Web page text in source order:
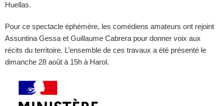
Huellas.
Pour ce spectacle éphémère, les comédiens amateurs ont rejoint
Assuntina Gessa et Guillaume Cabrera pour donner voix aux
récits du territoire. L’ensemble de ces travaux a été présenté le
dimanche 28 août à 15h à Harol.